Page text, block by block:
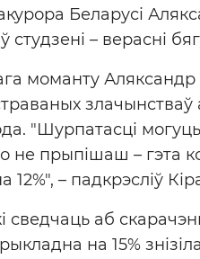
Беларусі
студзені – верасні
моманту
"Шурпатасці
не прыпішаш – гэта
12%", – падкрэсліў
сведчаць аб
на 15%